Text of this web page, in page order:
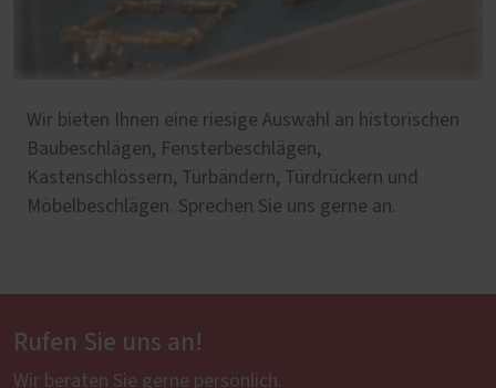
Wir bieten Ihnen eine riesige Auswahl an historischen
Baubeschlägen, Fensterbeschlägen,
Kastenschlössern, Türbändern, Türdrückern und
Möbelbeschlägen. Sprechen Sie uns gerne an.
Rufen Sie uns an!
Wir beraten Sie gerne persönlich.